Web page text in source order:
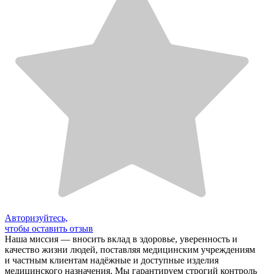
Авторизуйтесь,
чтобы оставить отзыв
Наша миссия — вносить вклад в здоровье, уверенность и
качество жизни людей, поставляя медицинским учреждениям
и частным клиентам надёжные и доступные изделия
медицинского назначения. Мы гарантируем строгий контроль